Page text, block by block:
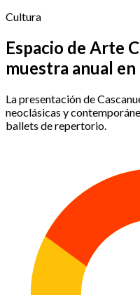
Cultura
Espacio de Arte
muestra anual
La presentación de
neoclásicas y
ballets de repertorio.